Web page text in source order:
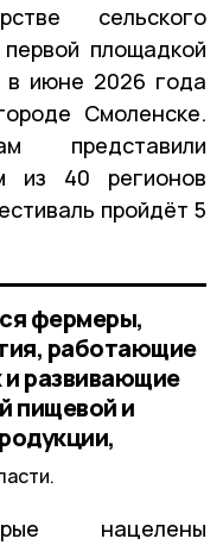
сельского
площадкой
в июне 2026 года
Смоленске.
представили
из 40 регионов
пройдёт 5
фермеры,
работающие
и развивающие
пищевой и
нацелены